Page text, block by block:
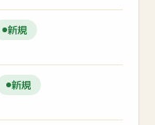
新規
新規